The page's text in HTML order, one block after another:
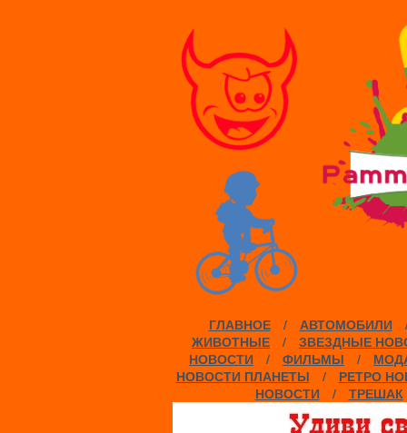
ГЛАВНОЕ / АВТОМОБИЛИ
ЖИВОТНЫЕ
/
ЗВЕЗДНЫЕ
НОВОСТИ
/ ФИЛЬМЫ /
НОВОСТИ ПЛАНЕТЫ
/
РЕТРО
НОВОСТИ
/ ТРЕШАК